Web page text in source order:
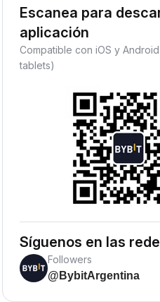
Escanea para
aplicación
Compatible con iOS y
tablets)
Síguenos en las
Followers
@BybitArgentina